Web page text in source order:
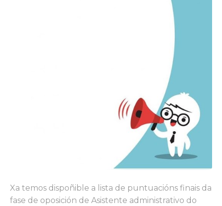
Xa temos dispoñible a lista de puntuacións finais da
fase de oposición de Asistente administrativo do